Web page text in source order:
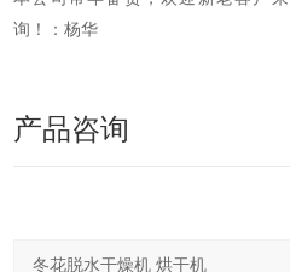
询！：杨华
产品咨询